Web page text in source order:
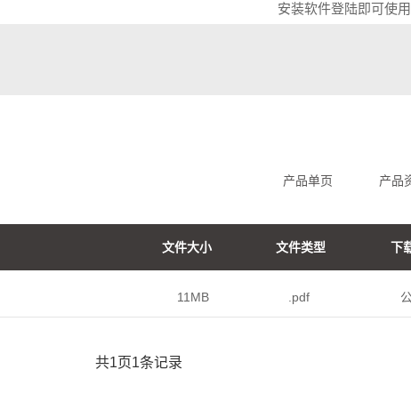
安装软件登陆即可使用
产品单页 产品
文件大小 文件类型 下
11MB .pdf
共1页1条记录